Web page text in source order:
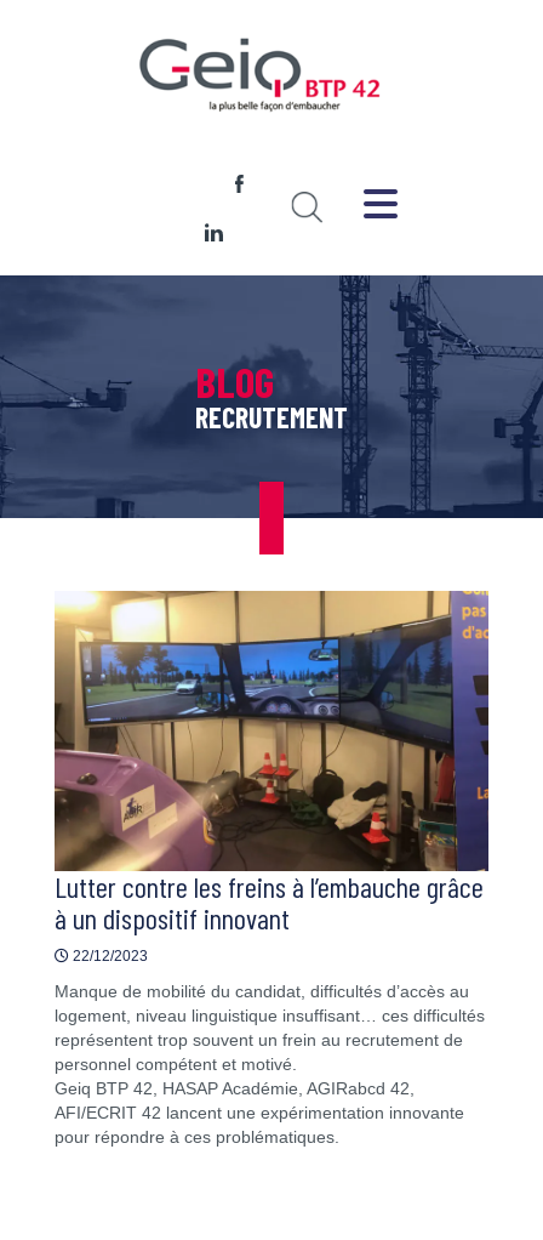
BLOG
RECRUTEMENT
Lutter contre les freins à l’embauche grâce
à un dispositif innovant
22/12/2023
Manque de mobilité du candidat, difficultés d’accès au
logement, niveau linguistique insuffisant… ces difficultés
représentent trop souvent un frein au recrutement de
personnel compétent et motivé.
Geiq BTP 42, HASAP Académie, AGIRabcd 42,
AFI/ECRIT 42 lancent une expérimentation innovante
pour répondre à ces problématiques.